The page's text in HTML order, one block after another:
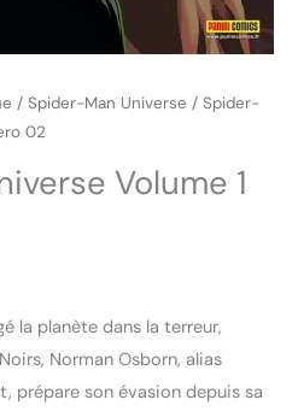
/ Spider-Man Universe / Spider-
02
Volume 1
la planète dans la terreur,
Norman Osborn, alias
prépare son évasion depuis sa